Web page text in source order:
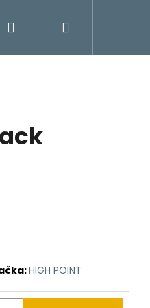
objednávka
Přihlášení
HIGH POINT